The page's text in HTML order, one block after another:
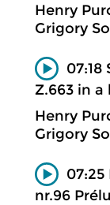
Henry
Grigory
07:18
Z.663 in a
Henry
Grigory
07:25
nr.96